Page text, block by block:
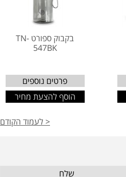
בקבוק ספורט TN-
547BK
פרטים נוספים
הוסף להצעת מחיר
< לעמוד הקודם
שלח